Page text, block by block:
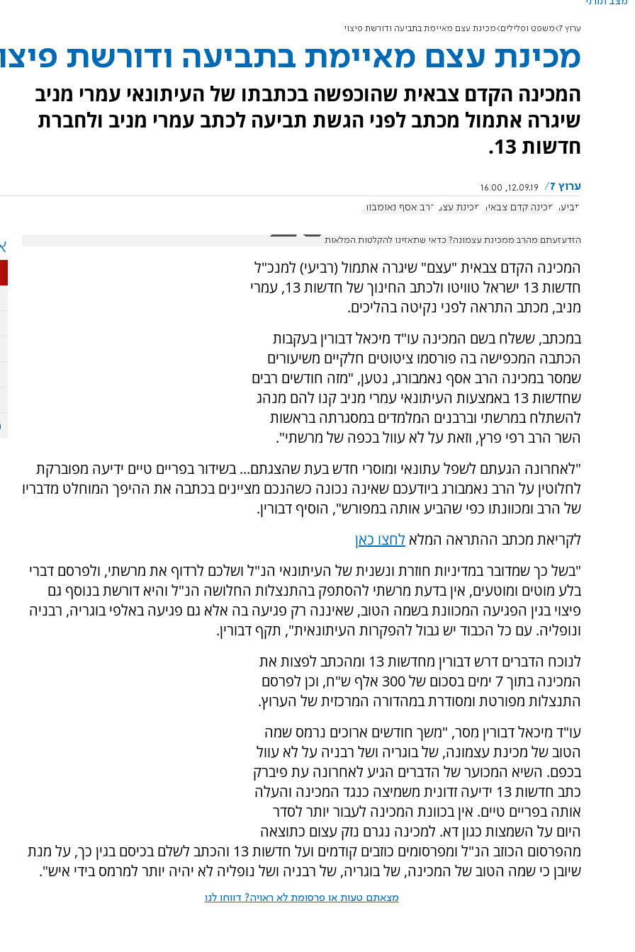
ערוץ 7 משפט ופלילים מכינת עצם מאיימת בתביעה ודורשת פיצוי
מכינת עצם מאיימת בתביעה ודורשת
המכינה הקדם צבאית שהוכפשה בכתבתו של העיתונאי עמרי מניב
שיגרה אתמול מכתב לפני הגשת תביעה לכתב עמרי מניב ולחברת
חדשות 13.
ערוץ 7
12.09.19, 16:00
תביעה
מכינה קדם צבאית מכינת עצם הרב אסף נאומבורג
הזדעזעתם מהרב ממכינת עצמונה? כדאי שתאזינו להקלטות המלאות
המכינה הקדם צבאית "עצם" שיגרה אתמול (רביעי) למנכ"ל
חדשות 13 ישראל טוויטו ולכתב החינוך של חדשות 13, עמרי
מניב, מכתב התראה לפני נקיטה בהליכים.
במכתב, ששלח בשם המכינה עו"ד מיכאל דבורין בעקבות
הכתבה המכפישה בה פורסמו ציטוטים חלקיים משיעורים
שמסר במכינה הרב אסף נאמבורג, נטען, "מזה חודשים רבים
שחדשות 13 באמצעות העיתונאי עמרי מניב קנו להם מנהג
להשתלח במרשתי וברבנים המלמדים במסגרתה בראשות
השר הרב רפי פרץ, וזאת על לא עוול בכפה של מרשתי".
"לאחרונה הגעתם לשפל עתונאי ומוסרי חדש בעת שהצגתם... בשידור בפריים טיים ידיעה מפוברקת
לחלוטין על הרב נאמבורג ביודעכם שאינה נכונה כשהנכם מציינים בכתבה את ההיפך המוחלט מדבריו
של הרב ומכוונתו כפי שהביע אותה במפורש", הוסיף דבורין.
לקריאת מכתב ההתראה המלא לחצו כאן
"בשל כך שמדובר במדיניות חוזרת ונשנית של העיתונאי הנ"ל ושלכם לרדוף את מרשתי, ולפרסם דברי
בלע מוטים ומוטעים, אין בדעת מרשתי להסתפק בהתנצלות החלושה הנ"ל והיא דורשת בנוסף גם
פיצוי בגין הפגיעה המכוונת בשמה הטוב, שאיננה רק פגיעה בה אלא גם פגיעה באלפי בוגריה, רבניה
ונופליה. עם כל הכבוד יש גבול להפקרות העיתונאית", תקף דבורין.
לנוכח הדברים דרש דבורין מחדשות 13 ומהכתב לפצות את
המכינה בתוך 7 ימים בסכום של 300 אלף ש"ח, וכן לפרסם
התנצלות מפורטת ומסודרת במהדורה המרכזית של הערוץ.
עו"ד מיכאל דבורין מסר, "משך חודשים ארוכים נרמס שמה
הטוב של מכינת עצמונה, של בוגריה ושל רבניה על לא עוול
בכפם. השיא המכוער של הדברים הגיע לאחרונה עת פיברק
כתב חדשות 13 ידיעה זדונית משמיצה כנגד המכינה והעלה
אותה בפריים טיים. אין בכוונת המכינה לעבור יותר לסדר
היום על השמצות כגון דא. למכינה נגרם נזק עצום כתוצאה
מהפרסום הכוזב הנ"ל ומפרסומים כוזבים קודמים ועל חדשות 13 והכתב לשלם בכיסם בגין כך, על מנת
שיובן כי שמה הטוב של המכינה, של בוגריה, של רבניה ושל נופליה לא יהיה יותר למרמס בידי איש".
מצאתם טעות או פרסומת לא ראויה? דווחו לנו